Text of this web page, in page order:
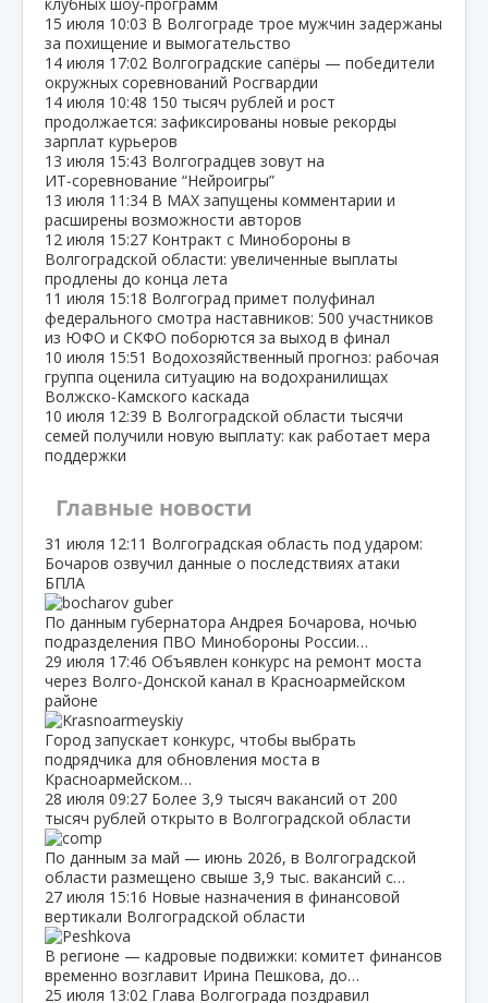
15 июля 10:03 В Волгограде трое мужчин задержаны
за похищение и вымогательство
14 июля 17:02 Волгоградские сапёры — победители
окружных соревнований Росгвардии
14 июля 10:48 150 тысяч рублей и рост
продолжается: зафиксированы новые рекорды
зарплат курьеров
13 июля 15:43 Волгоградцев зовут на
ИТ‑соревнование “Нейроигры”
13 июля 11:34 В МАХ запущены комментарии и
расширены возможности авторов
12 июля 15:27 Контракт с Минобороны в
Волгоградской области: увеличенные выплаты
продлены до конца лета
11 июля 15:18 Волгоград примет полуфинал
федерального смотра наставников: 500 участников
из ЮФО и СКФО поборются за выход в финал
10 июля 15:51 Водохозяйственный прогноз: рабочая
группа оценила ситуацию на водохранилищах
Волжско‑Камского каскада
10 июля 12:39 В Волгоградской области тысячи
семей получили новую выплату: как работает мера
поддержки
Главные новости
31 июля 12:11 Волгоградская область под ударом:
Бочаров озвучил данные о последствиях атаки
БПЛА
По данным губернатора Андрея Бочарова, ночью
подразделения ПВО Минобороны России…
29 июля 17:46 Объявлен конкурс на ремонт моста
через Волго‑Донской канал в Красноармейском
районе
Город запускает конкурс, чтобы выбрать
подрядчика для обновления моста в
Красноармейском…
28 июля 09:27 Более 3,9 тысяч вакансий от 200
тысяч рублей открыто в Волгоградской области
По данным за май — июнь 2026, в Волгоградской
области размещено свыше 3,9 тыс. вакансий с…
27 июля 15:16 Новые назначения в финансовой
вертикали Волгоградской области
В регионе — кадровые подвижки: комитет финансов
временно возглавит Ирина Пешкова, до…
25 июля 13:02 Глава Волгограда поздравил